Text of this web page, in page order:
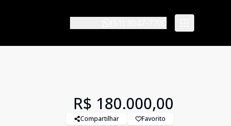
R$ 180.000,00
Compartilhar Favorito